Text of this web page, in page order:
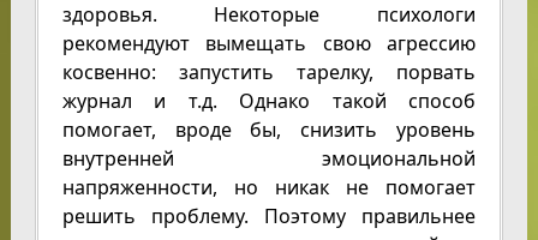
здоровья. Некоторые психологи
рекомендуют вымещать свою агрессию
косвенно: запустить тарелку, порвать
журнал и т.д. Однако такой способ
помогает, вроде бы, снизить уровень
внутренней эмоциональной
напряженности, но никак не помогает
решить проблему. Поэтому правильнее